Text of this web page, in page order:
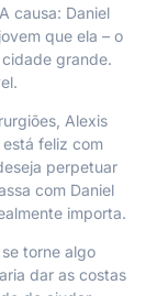
causa: Daniel
que ela – o
grande.
Alexis
está feliz com
perpetuar
com Daniel
importa.
torne algo
dar as costas